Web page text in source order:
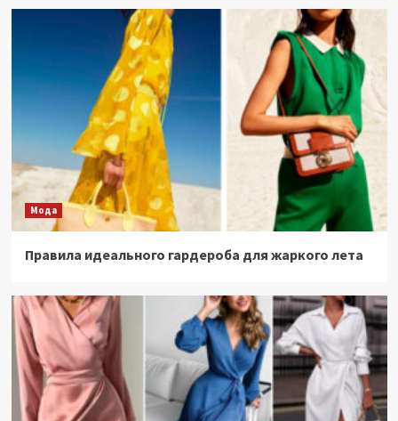
Мода
Правила идеального гардероба для жаркого лета